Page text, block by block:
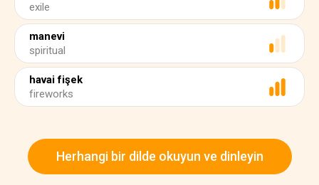
exile
manevi
spiritual
havai fişek
fireworks
Herhangi bir dilde okuyun ve dinleyin